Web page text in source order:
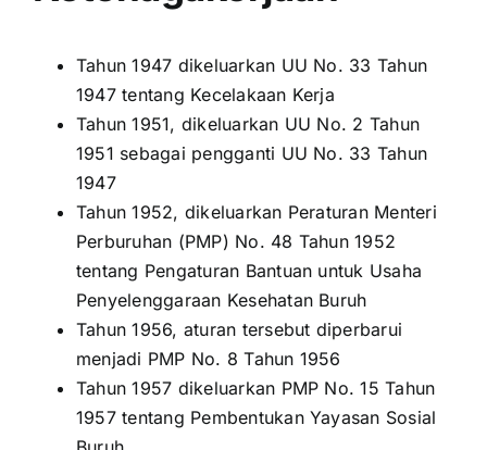
Tahun 1947 dikeluarkan UU No. 33 Tahun
1947 tentang Kecelakaan Kerja
Tahun 1951, dikeluarkan UU No. 2 Tahun
1951 sebagai pengganti UU No. 33 Tahun
1947
Tahun 1952, dikeluarkan Peraturan Menteri
Perburuhan (PMP) No. 48 Tahun 1952
tentang Pengaturan Bantuan untuk Usaha
Penyelenggaraan Kesehatan Buruh
Tahun 1956, aturan tersebut diperbarui
menjadi PMP No. 8 Tahun 1956
Tahun 1957 dikeluarkan PMP No. 15 Tahun
1957 tentang Pembentukan Yayasan Sosial